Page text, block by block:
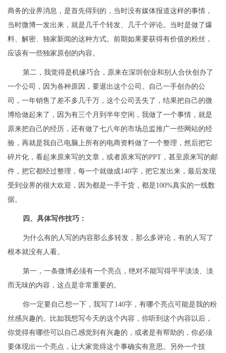
商务的业界消息，是首先得到的，当时没有媒体报道这样的事情，
当时微博一发出来，就是几千个转发、几千个评论。当时是做了爆
料、解密、独家新闻的这种方式。前期如果要获得有价值的粉丝，
应该有一些独家原创的内容。
第二，我觉得是机缘巧合，原来在深圳创业和别人合伙创办了
一个公司，因为各种原因，要退出这个公司。自己一手创办的公
司，一年销售了差不多几千万，这个公司丢失了，结果把自己的微
博给做起来了，因为有三个月到半年空闲，我做了一个事情，就是
原来把自己的经历，还有做了七八年的市场总监推广一些网站的经
验，再就是我自己电脑上所有的电商资料做了一个整理，然后把它
碎片化，看起来原来写的文章，或者原来写的PPT，甚至原来写的邮
件，把它都经过整理，每一个就做成140字，把它发出来，最后发现
受到业界的很大欢迎，因为都是一手干货，都是100%真实的一线数
据。
四、具体写作技巧：
为什么有的人写的内容那么多转发，那么多评论，有的人写了
根本就没有人看。
第一，一条微博必须有一个亮点，绝对不能写得平平淡淡、淡
而无味的内容，这点是非常重要的。
你一定要自己想一下，我写了140字，有哪个亮点可能是我的粉
丝感兴趣的。比如我想写今天的这个内容，你听到这个内容以后，
你觉得有哪些可以自己感觉到有兴趣的，或者是有帮助的，你必须
要体现出一个亮点，让大家觉得这个事确实有意思。另外一个技